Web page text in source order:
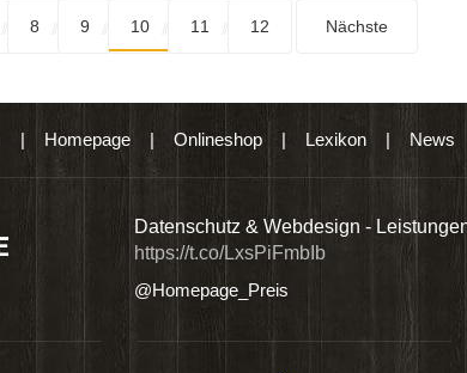
8 9 10 11 12 Nächste
| Homepage| Onlineshop| Lexikon| News
Datenschutz & Webdesign -
https://t.co/LxsPiFmbIb
@Homepage_Preis